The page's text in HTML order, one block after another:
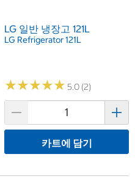
LG 일반 냉장고 121L
LG Refrigerator 121L
★★★★★
★★★★★ 5.0 (2)
카트에 담기